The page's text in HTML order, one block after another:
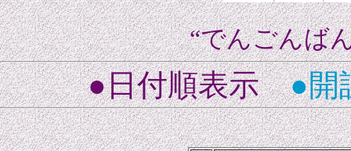
“でんごんば
●日付順表示●開